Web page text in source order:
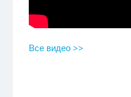
Все видео >>